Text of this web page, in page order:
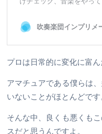
プロは日常的に変化に富
アマチュアである僕らは
いないことがほとんどです
そんな中、良くも悪くも
スだと思うんですよ。